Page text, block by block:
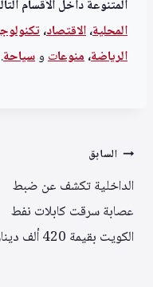
المتنوعة داخل الأقسام
المحلية،الاقتصاد،
الرياضة،منوعاتوسياحة.
تصفّح
المقالات
السابق
الداخلية تكشف عن ضبط
عصابة سرقت كابلات نفط
الكويت بقيمة 420 ألف دينار